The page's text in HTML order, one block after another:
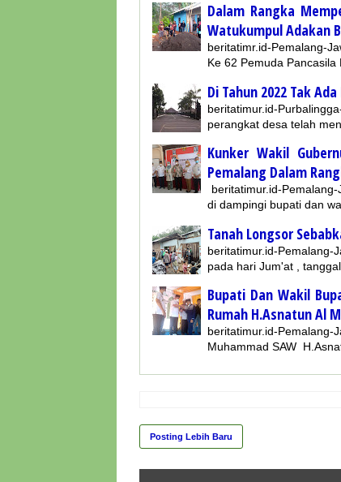
Dalam Rangka
Watukumpul Adakan
beritatimr.id-Pemalang-
Ke 62 Pemuda Pancasila
Di Tahun 2022 Tak
beritatimur.id-
perangkat desa telah
Kunker Wakil
Pemalang Dalam
beritatimur.id-
di dampingi bupati dan
Tanah Longsor
beritatimur.id-
pada hari Jum'at ,
Bupati Dan Wakil
Rumah H.Asnatun Al
beritatimur.id-
Muhammad SAW
Posting Lebih Baru